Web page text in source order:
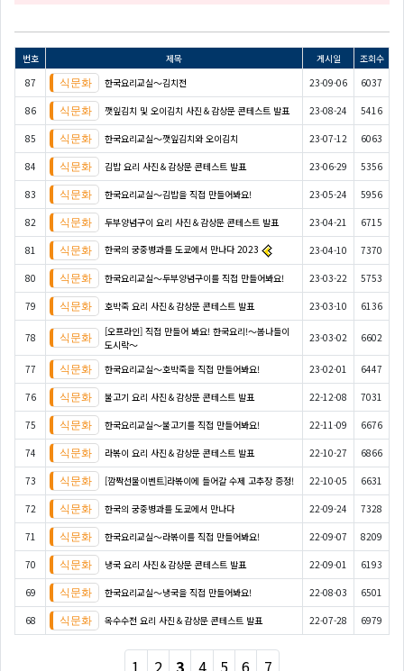
번호 제목 게시일
조회수
87
한국요리교실〜김치전 23-09-06 6037
86 깻잎김치 및 오이김치 사진＆감상문 콘테스트 발표 23-08-24 5416
85 한국요리교실〜깻잎김치와 오이김치 23-07-12 6063
84 김밥 요리 사진＆감상문 콘테스트 발표 23-06-29 5356
83 한국요리교실〜김밥을 직접 만들어봐요! 23-05-24 5956
82 두부양념구이 요리 사진＆감상문 콘테스트 발표 23-04-21 6715
81 한국의 궁중병과를 도쿄에서 만나다 2023 23-04-10 7370
80 한국요리교실〜두부양념구이를 직접 만들어봐요! 23-03-22 5753
79 호박죽 요리 사진＆감상문 콘테스트 발표 23-03-10 6136
78
[오프라인] 직접 만들어 봐요! 한국요리!〜봄나들이
도시락〜
23-03-02 6602
77 한국요리교실〜호박죽을 직접 만들어봐요! 23-02-01 6447
76 불고기 요리 사진＆감상문 콘테스트 발표 22-12-08 7031
75 한국요리교실〜불고기를 직접 만들어봐요! 22-11-09 6676
74 라볶이 요리 사진＆감상문 콘테스트 발표 22-10-27 6866
73 [깜짝선물이벤트]라볶이에 들어갈 수제 고추장 증정! 22-10-05 6631
72 한국의 궁중병과를 도쿄에서 만나다 22-09-24 7328
71 한국요리교실〜라볶이를 직접 만들어봐요! 22-09-07 8209
70 냉국 요리 사진＆감상문 콘테스트 발표 22-09-01 6193
69 한국요리교실〜냉국을 직접 만들어봐요! 22-08-03 6501
68 옥수수전 요리 사진＆감상문 콘테스트 발표 22-07-28 6979
1 2 3 4 5 6 7